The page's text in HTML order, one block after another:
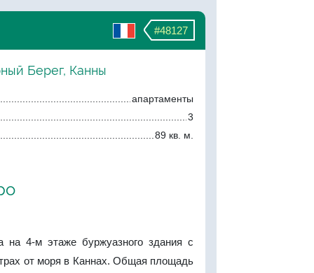
#48127
Берег, Канны
апартаменты
3
89 кв. м.
на 4-м этаже буржуазного здания с
от моря в Каннах. Общая площадь